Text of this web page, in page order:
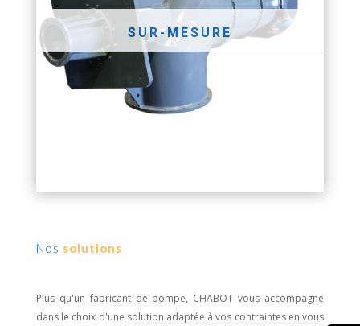
SUR-MESURE
Nos solutions
Plus qu'un fabricant de pompe, CHABOT vous accompagne
dans le choix d'une solution adaptée à vos contraintes en vous